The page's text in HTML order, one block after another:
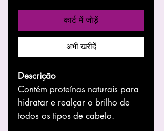
कार्ट में जोड़ें
अभी खरीदें
Descrição
Contém proteí­nas naturais para
hidratar e realçar o brilho de
todos os tipos de cabelo.